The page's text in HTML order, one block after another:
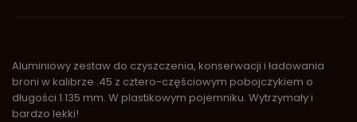
Aluminiowy zestaw do czyszczenia, konserwacji i ładowania
broni w kalibrze .45 z cztero-częściowym pobojczykiem o
długości 1.135 mm. W plastikowym pojemniku. Wytrzymały i
bardzo lekki!